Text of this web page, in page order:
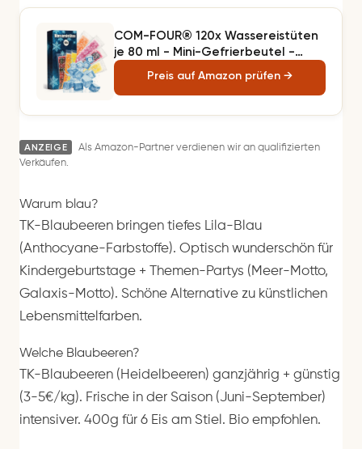
COM-FOUR® 120x Wassereistüten
je 80 ml - Mini-Gefrierbeutel -
Eisform für hausgemachtes
Wassereis - Stangenwassereis-
Tüte mit Zipverschluss (120 Stück -
Wassereistüte transparent)
Preis auf Amazon prüfen →
ANZEIGE
Als Amazon-Partner verdienen wir an qualifizierten
Verkäufen.
Warum blau?
TK-Blaubeeren bringen tiefes Lila-Blau
(Anthocyane-Farbstoffe). Optisch wunderschön für
Kindergeburtstage + Themen-Partys (Meer-Motto,
Galaxis-Motto). Schöne Alternative zu künstlichen
Lebensmittelfarben.
Welche Blaubeeren?
TK-Blaubeeren (Heidelbeeren) ganzjährig + günstig
(3-5€/kg). Frische in der Saison (Juni-September)
intensiver. 400g für 6 Eis am Stiel. Bio empfohlen.